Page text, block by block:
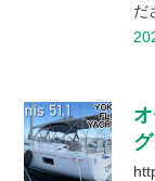
マリーナ
アクセ
だ